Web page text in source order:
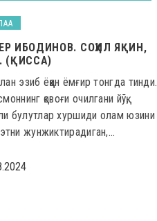
ИБОДИНОВ. СОҲИЛ ЯҚИН,
(ҚИССА)
эзиб ёққан ёмғир тонгда тинди.
қовоғи очилгани йўқ,
булутлар хуршиди олам юзини
жунжиктирадиган,…